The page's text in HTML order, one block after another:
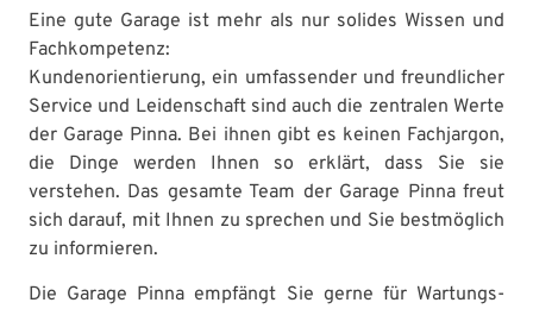
Eine gute Garage ist mehr als nur solides Wissen und
Fachkompetenz:
Kundenorientierung, ein umfassender und freundlicher
Service und Leidenschaft sind auch die zentralen Werte
der Garage Pinna. Bei ihnen gibt es keinen Fachjargon,
die Dinge werden Ihnen so erklärt, dass Sie sie
verstehen. Das gesamte Team der Garage Pinna freut
sich darauf, mit Ihnen zu sprechen und Sie bestmöglich
zu informieren.
Die Garage Pinna empfängt Sie gerne für Wartungs-